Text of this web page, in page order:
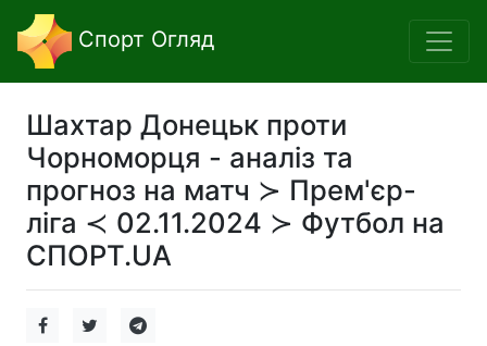
Спорт Огляд
Шахтар Донецьк проти
Чорноморця - аналіз та
прогноз на матч ≻ Прем'єр-
ліга ≺ 02.11.2024 ≻ Футбол на
СПОРТ.UA